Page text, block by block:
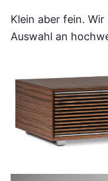
Klein aber fein.
Auswahl an